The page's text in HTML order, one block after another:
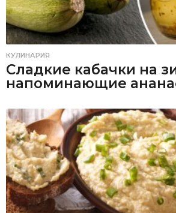
КУЛИНАРИЯ
Сладкие кабачки на
напоминающие